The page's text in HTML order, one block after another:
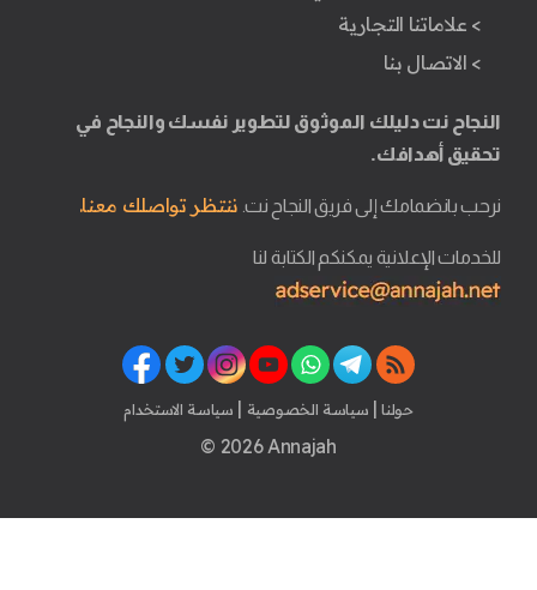
> علاماتنا التجارية
> الاتصال بنا
النجاح نت دليلك الموثوق لتطوير نفسك والنجاح في
تحقيق أهدافك.
نرحب بانضمامك إلى فريق النجاح نت. ننتظر تواصلك معنا.
للخدمات الإعلانية يمكنكم الكتابة لنا
حولنا | سياسة الخصوصية | سياسة الاستخدام
© 2026 Annajah